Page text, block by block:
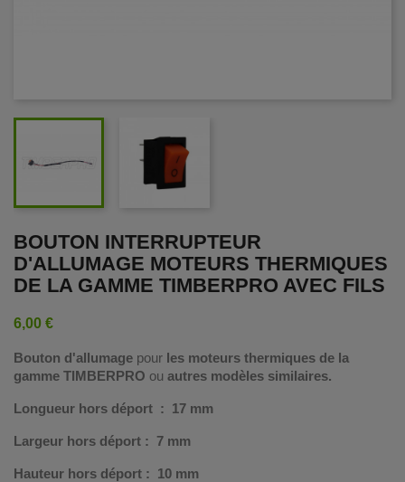
BOUTON INTERRUPTEUR
D'ALLUMAGE MOTEURS THERMIQUES
DE LA GAMME TIMBERPRO AVEC FILS
6,00 €
Bouton d'allumage pour les moteurs thermiques de la
gamme TIMBERPRO ou autres modèles similaires.
Longueur hors déport : 17 mm
Largeur hors déport : 7 mm
Hauteur hors déport : 10 mm